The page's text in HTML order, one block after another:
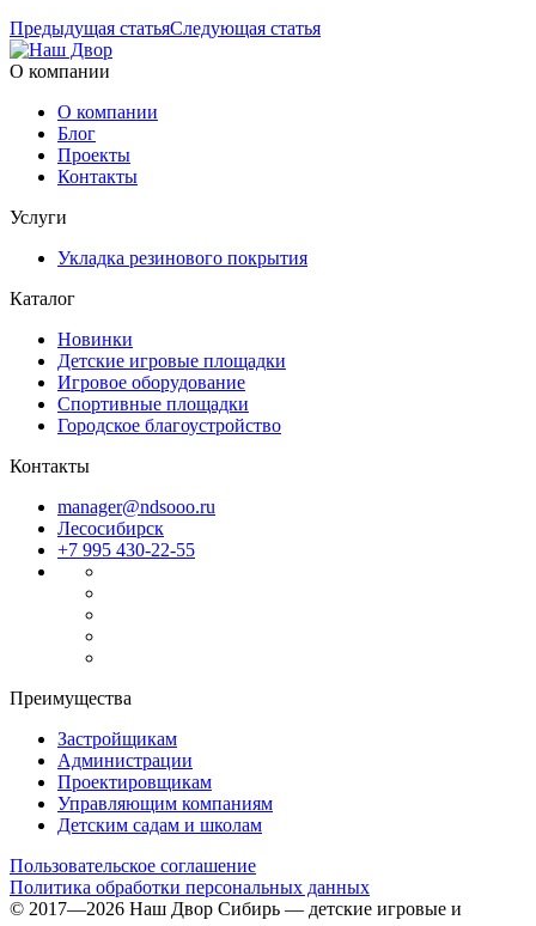
Предыдущая статьяСледующая статья
О компании
О компании
Блог
Проекты
Контакты
Услуги
Укладка резинового покрытия
Каталог
Новинки
Детские игровые площадки
Игровое оборудование
Спортивные площадки
Городское благоустройство
Контакты
manager@ndsooo.ru
Лесосибирск
+7 995 430-22-55
Преимущества
Застройщикам
Администрации
Проектировщикам
Управляющим компаниям
Детским садам и школам
Пользовательское соглашение
Политика обработки персональных данных
© 2017—2026 Наш Двор Сибирь — детские игровые и
Файлы cookie
Мы используем файлы cookie для улучшения взаимодействия
с пользователями и обслуживания. Продолжая просмотр
страниц нашего сайта, вы принимаете условия
Принимаю